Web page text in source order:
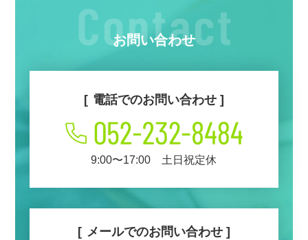
お問い合わせ
電話でのお問い合わせ
9:00〜17:00 土日祝定休
メールでのお問い合わせ